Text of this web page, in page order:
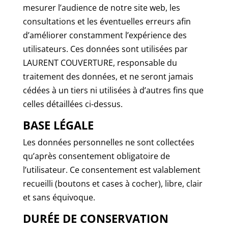
mesurer l’audience de notre site web, les
consultations et les éventuelles erreurs afin
d’améliorer constamment l’expérience des
utilisateurs. Ces données sont utilisées par
LAURENT COUVERTURE, responsable du
traitement des données, et ne seront jamais
cédées à un tiers ni utilisées à d’autres fins que
celles détaillées ci-dessus.
BASE LÉGALE
Les données personnelles ne sont collectées
qu’après consentement obligatoire de
l’utilisateur. Ce consentement est valablement
recueilli (boutons et cases à cocher), libre, clair
et sans équivoque.
DURÉE DE CONSERVATION